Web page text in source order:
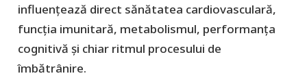
influențează direct sănătatea cardiovasculară,
funcția imunitară, metabolismul, performanța
cognitivă și chiar ritmul procesului de
îmbătrânire.